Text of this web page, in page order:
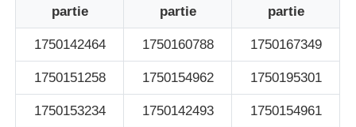
partie
partie
partie
1750142464 1750160788 1750167349
1750151258 1750154962 1750195301
1750153234 1750142493 1750154961